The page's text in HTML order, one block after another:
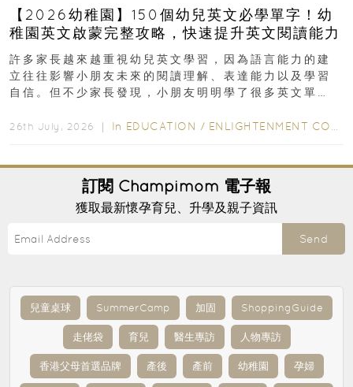
【2026幼稚園】150個幼兒英文必學單字！幼
稚園英文啟蒙完整攻略，快速提升英文閱讀能力
許多家長越來越重視幼兒英文學習，因為語言能力的建
立往往影響小朋友未來的閱讀理解、表達能力以及學習
自信。但不少家長發現，小朋友明明學了很多英文單
26th July, 2026 ｜ In EDUCATION / ENLIGHTENMENT CORNER
訂閱 Champimom 電子報
獲取最新懷孕育兒、升學及親子資訊
Send
兒童桌球 SummerCamp 加固 ShoppingGuide
走佬袋 育兒 醫生專訪 人物專訪
香港父母首選品牌 產後 產前 幼稚園 孕婦